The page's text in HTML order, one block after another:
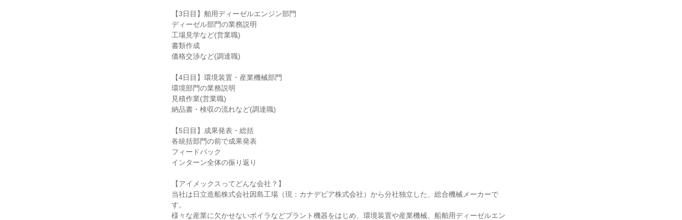
【3日目】舶用ディーゼルエンジン部門
ディーゼル部門の業務説明
工場見学など(営業職)
書類作成
価格交渉など(調達職)
【4日目】環境装置・産業機械部門
環境部門の業務説明
見積作業(営業職)
納品書・検収の流れなど(調達職)
【5日目】成果発表・総括
各統括部門の前で成果発表
フィードバック
インターン全体の振り返り
【アイメックスってどんな会社？】
当社は日立造船株式会社因島工場（現：カナデビア株式会社）から分社独立した、総合機械メーカーで
す。
様々な産業に欠かせないボイラなどプラント機器をはじめ、環境装置や産業機械、船舶用ディーゼルエン